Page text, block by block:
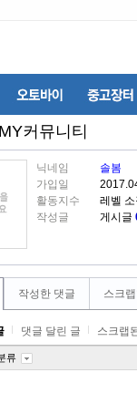
커뮤니티
닉네임
솔봄
가입일
활동지수
레벨
작성글
게시글
작성한 댓글 스크
댓글 달린 글 스크랩
류